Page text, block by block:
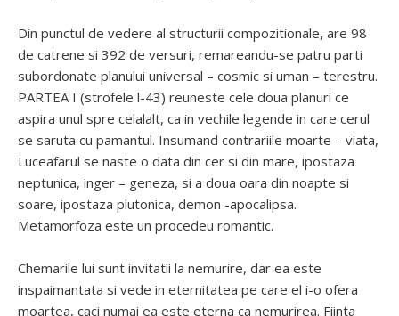
Din punctul de vedere al structurii compozitionale, are 98
de catrene si 392 de versuri, remareandu-se patru parti
subordonate planului universal – cosmic si uman – terestru.
PARTEA I (strofele l-43) reuneste cele doua planuri ce
aspira unul spre celalalt, ca in vechile legende in care cerul
se saruta cu pamantul. Insumand contrariile moarte – viata,
Luceafarul se naste o data din cer si din mare, ipostaza
neptunica, inger – geneza, si a doua oara din noapte si
soare, ipostaza plutonica, demon -apocalipsa.
Metamorfoza este un procedeu romantic.
Chemarile lui sunt invitatii la nemurire, dar ea este
inspaimantata si vede in eternitatea pe care el i-o ofera
moartea, caci numai ea este eterna ca nemurirea. Fiinta